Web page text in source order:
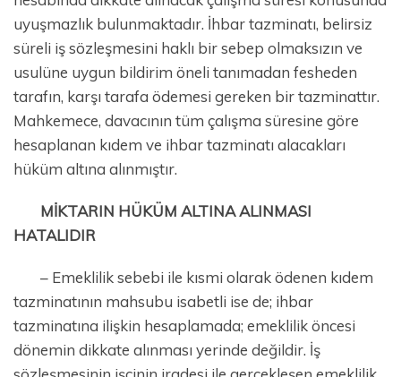
uyuşmazlık bulunmaktadır. İhbar tazminatı, belirsiz
süreli iş sözleşmesini haklı bir sebep olmaksızın ve
usulüne uygun bildirim öneli tanımadan fesheden
tarafın, karşı tarafa ödemesi gereken bir tazminattır.
Mahkemece, davacının tüm çalışma süresine göre
hesaplanan kıdem ve ihbar tazminatı alacakları
hüküm altına alınmıştır.
MİKTARIN HÜKÜM ALTINA ALINMASI
HATALIDIR
– Emeklilik sebebi ile kısmi olarak ödenen kıdem
tazminatının mahsubu isabetli ise de; ihbar
tazminatına ilişkin hesaplamada; emeklilik öncesi
dönemin dikkate alınması yerinde değildir. İş